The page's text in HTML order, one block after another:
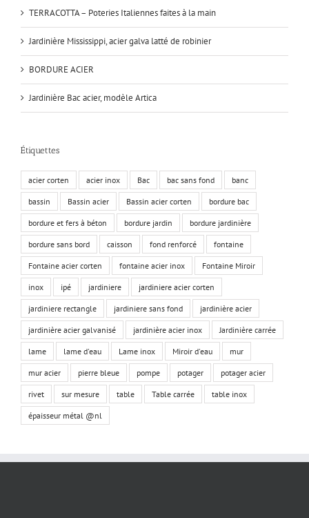
TERRACOTTA – Poteries Italiennes faites à la main
Jardinière Mississippi, acier galva latté de robinier
BORDURE ACIER
Jardinière Bac acier, modèle Artica
Étiquettes
acier corten acier inox Bac bac sans fond banc
bassin Bassin acier Bassin acier corten bordure bac
bordure et fers à béton bordure jardin bordure jardinière
bordure sans bord caisson fond renforcé fontaine
Fontaine acier corten fontaine acier inox Fontaine Miroir
inox ipé jardiniere jardiniere acier corten
jardiniere rectangle jardiniere sans fond jardinière acier
jardinière acier galvanisé jardinière acier inox Jardinière carrée
lame lame d'eau Lame inox Miroir d'eau mur
mur acier pierre bleue pompe potager potager acier
rivet sur mesure table Table carrée table inox
épaisseur métal @nl